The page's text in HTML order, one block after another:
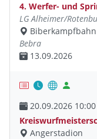
4. Werfer- und
LG Alheimer/
Biberkampfbahn
Bebra
13.09.2026
20.09.2026
Angerstadion